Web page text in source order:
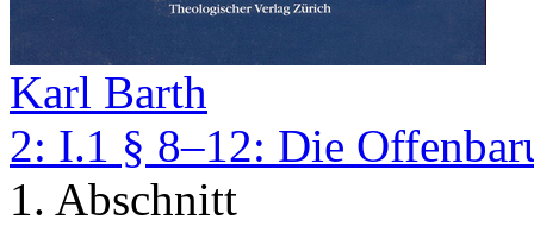
Karl Barth
2: I.1 § 8–12: Die
1. Abschnitt